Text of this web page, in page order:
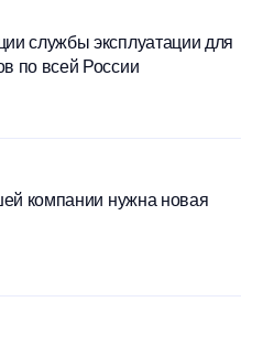
службы эксплуатации для
по всей России
компании нужна новая